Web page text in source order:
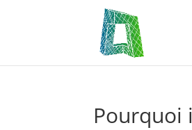
Pourquoi